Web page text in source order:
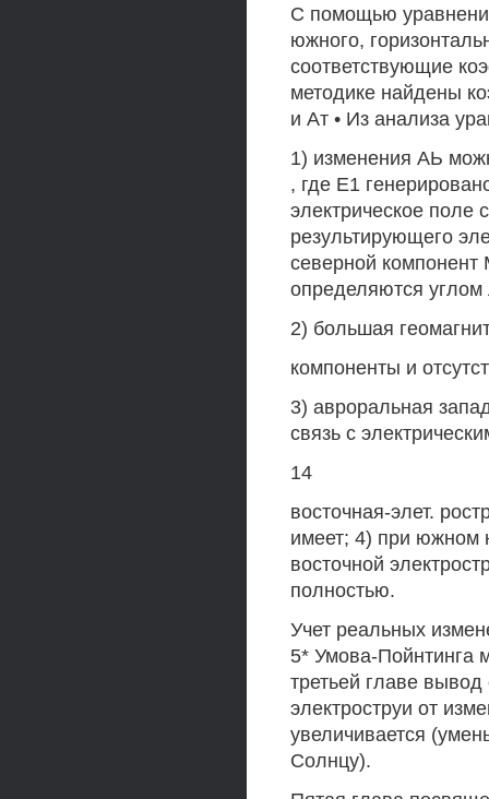
С помощью
южного,
соответствующие
методике найдены
и Ат • Из анализа
1) изменения АЬ
, где Е1
электрическое поле
результирующего
северной
определяются
2) большая
компоненты и
3) авроральная
связь с
14
восточная-элет.
имеет; 4) при южном
восточной
полностью.
Учет реальных
5* Умова-Пойнтинга
третьей главе
электроструи от
увеличивается
Солнцу).